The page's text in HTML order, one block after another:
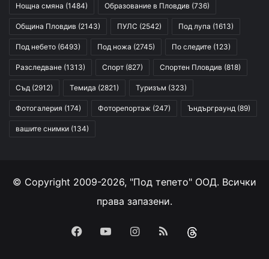
Нощна смяна (1484) Образование в Пловдив (736)
Община Пловдив (2143) ПУЛС (2542) Под лупа (1613)
Под небето (6493) Под ножа (2745) По следите (123)
Разследване (1313) Спорт (827) Спортен Пловдив (818)
Съд (2912) Темида (2821) Туризъм (323)
Фотогалерия (174) Фоторепортаж (247) Ъндърграунд (89)
вашите снимки (134)
© Copyright 2009-2026, "Под тепето" ООД. Всички
права запазени.
FacebookYouTubeInstagram
RSS